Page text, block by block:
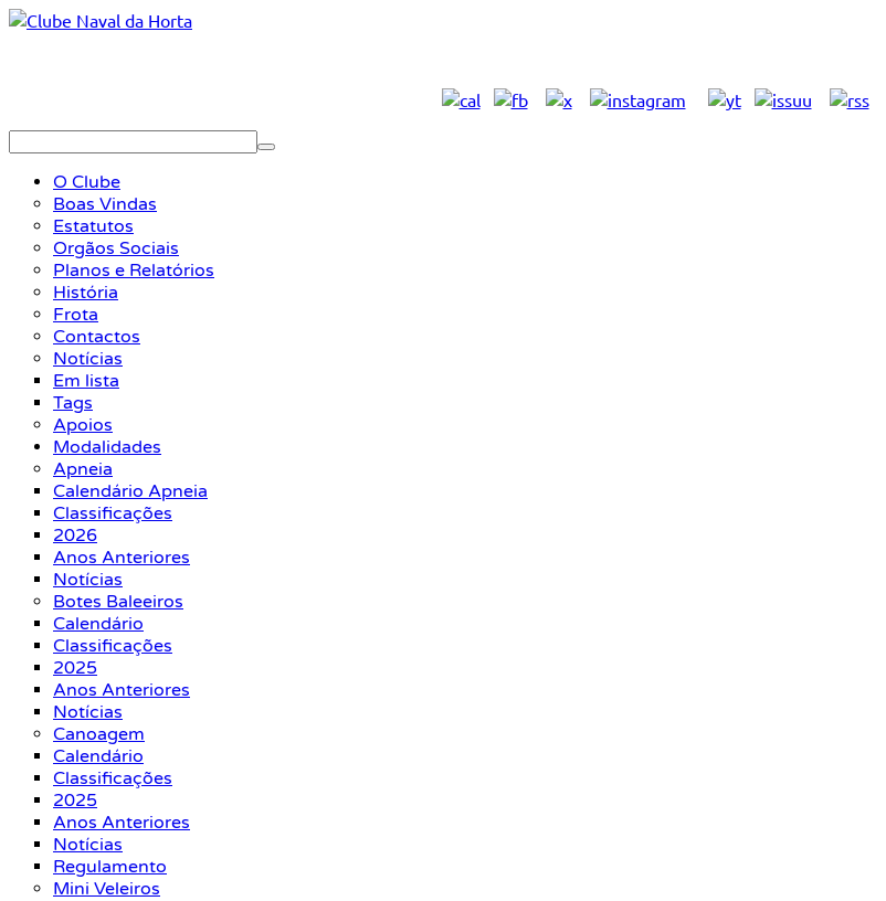
O Clube
Boas Vindas
Estatutos
Orgãos Sociais
Planos e Relatórios
História
Frota
Contactos
Notícias
Em lista
Tags
Apoios
Modalidades
Apneia
Calendário Apneia
Classificações
2026
Anos Anteriores
Notícias
Botes Baleeiros
Calendário
Classificações
2025
Anos Anteriores
Notícias
Canoagem
Calendário
Classificações
2025
Anos Anteriores
Notícias
Regulamento
Mini Veleiros